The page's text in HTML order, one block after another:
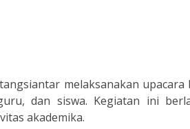
melaksanakan
dan siswa. Kegiatan ini
akademika.